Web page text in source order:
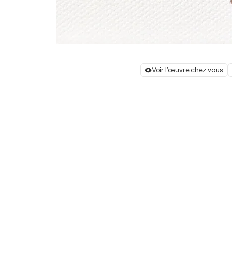
Voir l'œuvre chez vous